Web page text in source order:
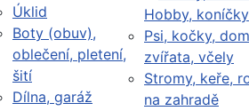
Úklid
Boty (obuv),
oblečení, pletení,
šití
Dílna, garáž
Hobby, koníčky
Psi, kočky,
zvířata, včely
Stromy, keře,
na zahradě